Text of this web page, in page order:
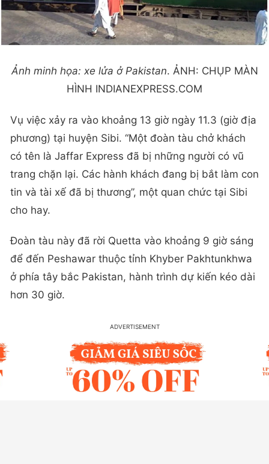
Ảnh minh họa: xe lửa ở Pakistan. ẢNH: CHỤP MÀN
HÌNH INDIANEXPRESS.COM
Vụ việc xảy ra vào khoảng 13 giờ ngày 11.3 (giờ địa
phương) tại huyện Sibi. “Một đoàn tàu chở khách
có tên là Jaffar Express đã bị những người có vũ
trang chặn lại. Các hành khách đang bị bắt làm con
tin và tài xế đã bị thương”, một quan chức tại Sibi
cho hay.
Đoàn tàu này đã rời Quetta vào khoảng 9 giờ sáng
để đến Peshawar thuộc tỉnh Khyber Pakhtunkhwa
ở phía tây bắc Pakistan, hành trình dự kiến kéo dài
hơn 30 giờ.